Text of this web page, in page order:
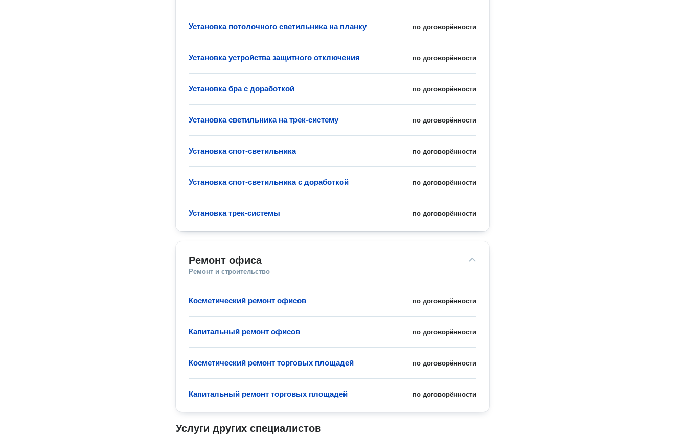
по договорённости
Установка потолочного светильника на планку
по договорённости
Установка устройства защитного отключения
по договорённости
Установка бра с доработкой
по договорённости
Установка светильника на трек-систему
по договорённости
Установка спот-светильника
по договорённости
Установка спот-светильника с доработкой
по договорённости
Установка трек-системы
Ремонт офиса
Ремонт и строительство
по договорённости
Косметический ремонт офисов
по договорённости
Капитальный ремонт офисов
по договорённости
Косметический ремонт торговых площадей
по договорённости
Капитальный ремонт торговых площадей
Услуги других специалистов